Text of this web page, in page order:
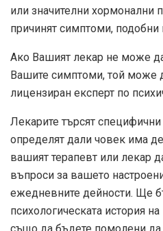
или значителни хормонални
причинят симптоми, подобни
Ако Вашият лекар не може
Вашите симптоми, той може
лицензиран експерт по
Лекарите търсят
определят дали човек има
вашият терапевт или лекар
въпроси за вашето
ежедневните дейности. Ще
психологическата история